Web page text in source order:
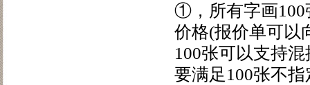
①，所有字画100
价格(报价单可以
100张可以支持
要满足100张不